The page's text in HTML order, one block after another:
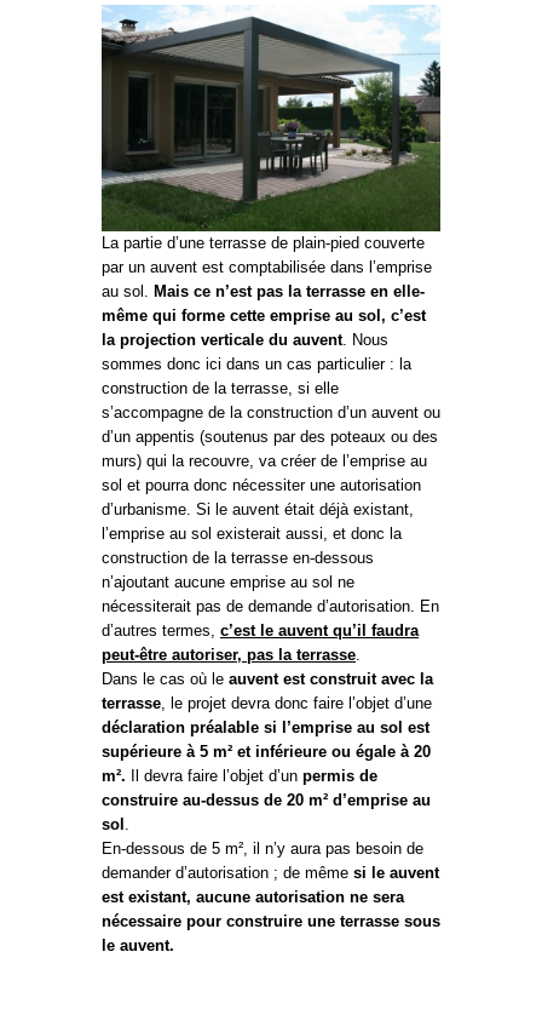
La partie d’une terrasse de plain-pied couverte
par un auvent est comptabilisée dans l’emprise
au sol.
Mais ce n’est pas la terrasse en elle-
même qui forme cette emprise au sol, c’est
la projection verticale du auvent. Nous
sommes donc ici dans un cas particulier : la
construction de la terrasse, si elle
s’accompagne de la construction d’un auvent ou
d’un appentis (soutenus par des poteaux ou des
murs) qui la recouvre, va créer de l’emprise au
sol et pourra donc nécessiter une autorisation
d’urbanisme. Si le auvent était déjà existant,
l’emprise au sol existerait aussi, et donc la
construction de la terrasse en-dessous
n’ajoutant aucune emprise au sol ne
nécessiterait pas de demande d’autorisation. En
d’autres termes, c’est le auvent qu’il faudra
peut-être autoriser, pas la terrasse
Dans le cas où le auvent est construit avec la
terrasse , le projet devra donc faire l’objet d’une
déclaration préalable si l’emprise au sol est
supérieure à 5 m² et inférieure ou égale à 20
m². Il devra faire l’objet d’un permis de
construire au-dessus de 20 m² d’emprise au
sol
En-dessous de 5 m², il n’y aura pas besoin de
demander d’autorisation ; de même si le auvent
est existant, aucune autorisation ne sera
nécessaire pour construire une terrasse sous
le auvent.